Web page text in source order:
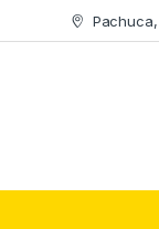
Pachuca,